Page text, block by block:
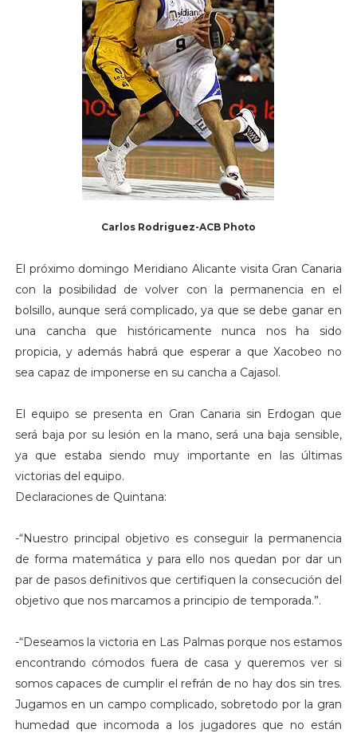
Carlos Rodriguez-ACB Photo
El próximo domingo Meridiano Alicante visita Gran Canaria
con la posibilidad de volver con la permanencia en el
bolsillo, aunque será complicado, ya que se debe ganar en
una cancha que históricamente nunca nos ha sido
propicia, y además habrá que esperar a que Xacobeo no
sea capaz de imponerse en su cancha a Cajasol.
El equipo se presenta en Gran Canaria sin Erdogan que
será baja por su lesión en la mano, será una baja sensible,
ya que estaba siendo muy importante en las últimas
victorias del equipo.
Declaraciones de Quintana:
-“Nuestro principal objetivo es conseguir la permanencia
de forma matemática y para ello nos quedan por dar un
par de pasos definitivos que certifiquen la consecución del
objetivo que nos marcamos a principio de temporada.”.
-“Deseamos la victoria en Las Palmas porque nos estamos
encontrando cómodos fuera de casa y queremos ver si
somos capaces de cumplir el refrán de no hay dos sin tres.
Jugamos en un campo complicado, sobretodo por la gran
humedad que incomoda a los jugadores que no están